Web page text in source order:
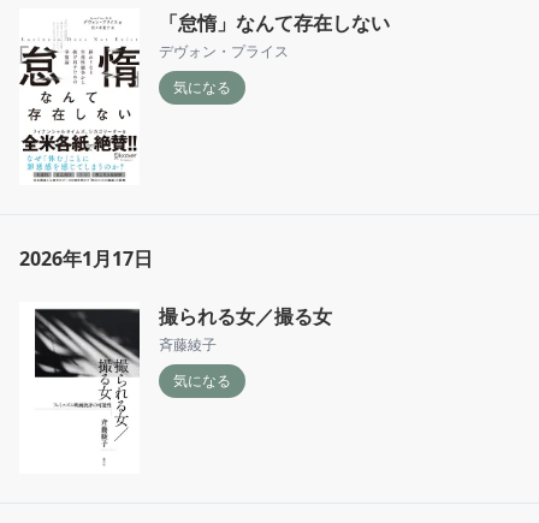
「怠惰」なんて存在しない
デヴォン・プライス
気になる
2026年1月17日
撮られる女／撮る女
斉藤綾子
気になる